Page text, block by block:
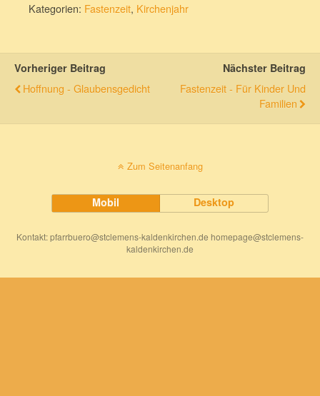
Kategorien: Fastenzeit, Kirchenjahr
Vorheriger Beitrag
Hoffnung - Glaubensgedicht
Nächster Beitrag
Fastenzeit - Für Kinder Und
Familien
Zum Seitenanfang
Mobil Desktop
Kontakt: pfarrbuero@stclemens-kaldenkirchen.de homepage@stclemens-
kaldenkirchen.de